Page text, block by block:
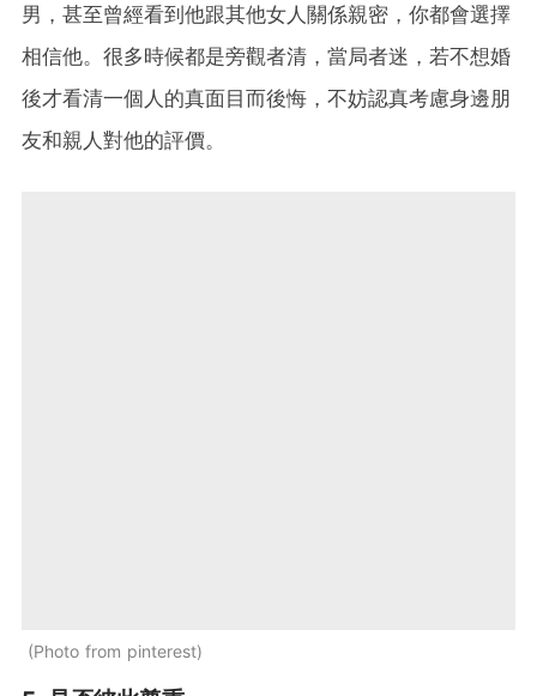
男，甚至曾經看到他跟其他女人關係親密，你都會選擇
相信他。很多時候都是旁觀者清，當局者迷，若不想婚
後才看清一個人的真面目而後悔，不妨認真考慮身邊朋
友和親人對他的評價。
Photo from pinterest